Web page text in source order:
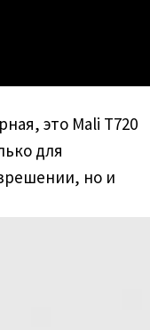
это Mali T720
для
но и